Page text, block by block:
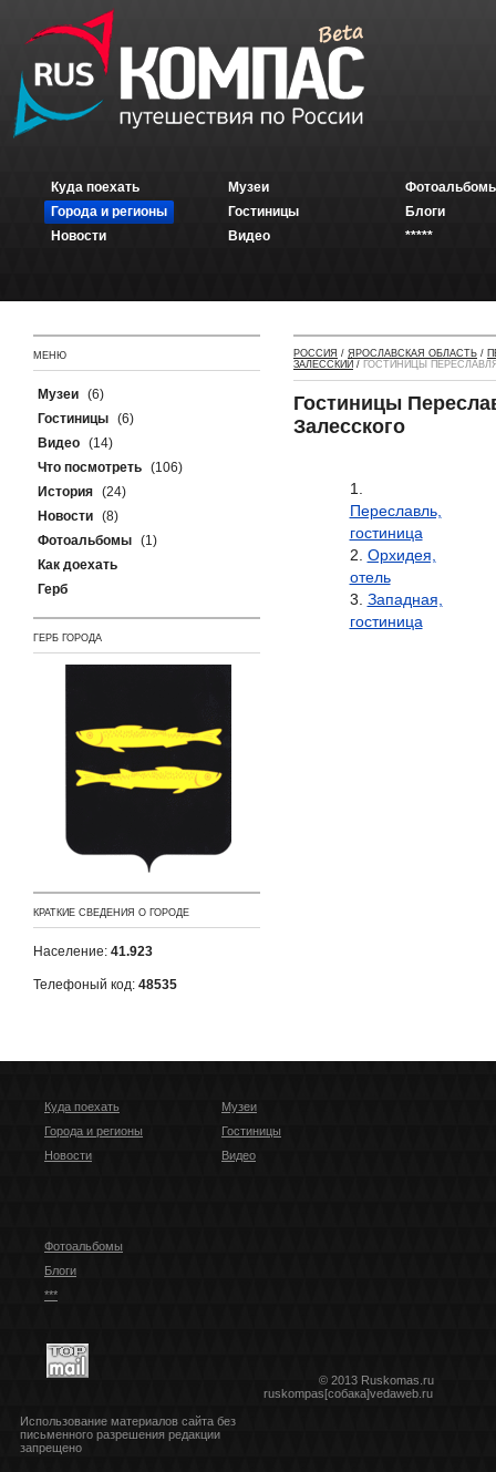
Куда поехать
Города и регионы
Новости
Музеи
Гостиницы
Видео
Блоги
*****
МЕНЮ
Музеи (6)
Гостиницы (6)
Видео (14)
Что посмотреть (106)
История (24)
Новости (8)
Фотоальбомы (1)
Как доехать
Герб
ГЕРБ ГОРОДА
КРАТКИЕ СВЕДЕНИЯ О ГОРОДЕ
Население: 41.923
Телефоный код: 48535
РОССИЯ / ЯРОСЛАВСКАЯ ОБЛАСТЬ /
ЗАЛЕССКИЙ / ГОСТИНИЦЫ
Гостиницы
Залесского
Переславль,
гостиница
Орхидея,
отель
Западная,
гостиница
Куда поехать
Города и регионы
Новости
Музеи
Гостиницы
Видео
Фотоальбомы
Блоги
***
© 2013 Ruskomas.ru
ruskompas[собака]vedaweb.ru
Использование материалов сайта без
письменного разрешения редакции
запрещено